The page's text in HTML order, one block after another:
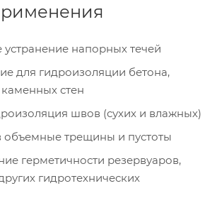
напорных течей
для гидроизоляции бетона,
стен
швов (сухих и влажных)
объемные трещины и пустоты
герметичности резервуаров,
гидротехнических